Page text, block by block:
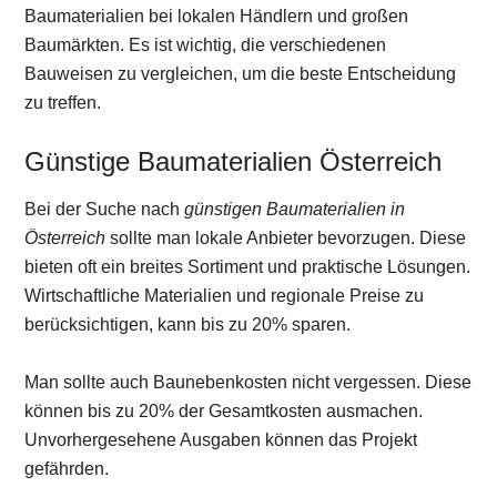
Baumaterialien bei lokalen Händlern und großen
Baumärkten. Es ist wichtig, die verschiedenen
Bauweisen zu vergleichen, um die beste Entscheidung
zu treffen.
Günstige Baumaterialien Österreich
Bei der Suche nachgünstigen Baumaterialien in
Österreich sollte man lokale Anbieter bevorzugen. Diese
bieten oft ein breites Sortiment und praktische Lösungen.
Wirtschaftliche Materialien und regionale Preise zu
berücksichtigen, kann bis zu 20% sparen.
Man sollte auch Baunebenkosten nicht vergessen. Diese
können bis zu 20% der Gesamtkosten ausmachen.
Unvorhergesehene Ausgaben können das Projekt
gefährden.